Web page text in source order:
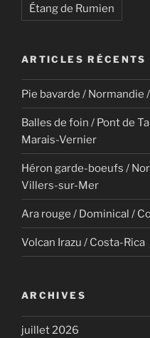
Étang de Rumien
ARTICLES RÉCENTS
Pie bavarde /
Balles de foin / Pont de
Marais-Vernier
Héron garde-boeufs /
Villers-sur-Mer
Ara rouge / Dominical /
Volcan Irazu / Costa-Rica
ARCHIVES
juillet 2026